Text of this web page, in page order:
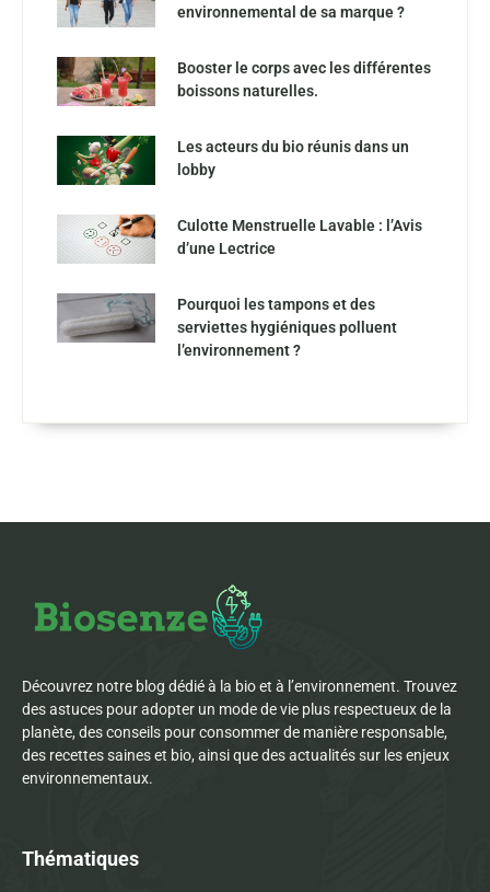
environnemental de sa marque ?
Booster le corps avec les différentes
boissons naturelles.
Les acteurs du bio réunis dans un
lobby
Culotte Menstruelle Lavable : l’Avis
d’une Lectrice
Pourquoi les tampons et des
serviettes hygiéniques polluent
l’environnement ?
Découvrez notre blog dédié à la bio et à l’environnement. Trouvez
des astuces pour adopter un mode de vie plus respectueux de la
planète, des conseils pour consommer de manière responsable,
des recettes saines et bio, ainsi que des actualités sur les enjeux
environnementaux.
Thématiques